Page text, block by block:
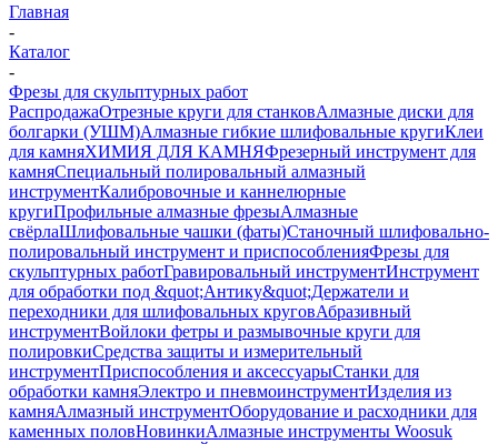
Главная
-
Каталог
-
Фрезы для скульптурных работ
РаспродажаОтрезные круги для станковАлмазные диски для
болгарки (УШМ)Алмазные гибкие шлифовальные кругиКлеи
для камняХИМИЯ ДЛЯ КАМНЯФрезерный инструмент для
камняСпециальный полировальный алмазный
инструментКалибровочные и каннелюрные
кругиПрофильные алмазные фрезыАлмазные
свёрлаШлифовальные чашки (фаты)Станочный шлифовально-
полировальный инструмент и приспособленияФрезы для
скульптурных работГравировальный инструментИнструмент
для обработки под &quot;Антику&quot;Держатели и
переходники для шлифовальных круговАбразивный
инструментВойлоки фетры и размывочные круги для
полировкиСредства защиты и измерительный
инструментПриспособления и аксессуарыСтанки для
обработки камняЭлектро и пневмоинструментИзделия из
камняАлмазный инструментОборудование и расходники для
каменных половНовинкиАлмазные инструменты Woosuk